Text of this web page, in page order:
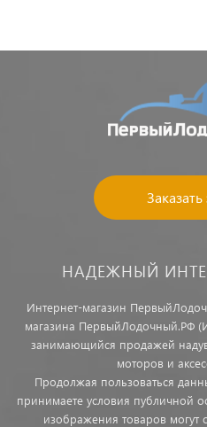
НАДЕЖНЫЙ
Интернет-магазин
магазина ПервыйЛодочный.РФ
занимающийся продажей
моторов и
Продолжая пользоваться
принимаете условия публичной
изображения товаров могут